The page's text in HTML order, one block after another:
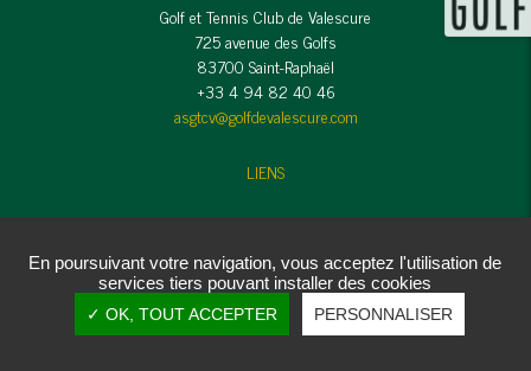
Golf et Tennis Club de Valescure
725 avenue des Golfs
83700 Saint-Raphaël
+33 4 94 82 40 46
asgtcv@golfdevalescure.com
LIENS
Mentions légales et Crédits
Cookies
Copyright © Golf et Tennis Club de Valescure - 2020 - Tous droits
réservés.
En poursuivant votre navigation, vous acceptez l'utilisation de
services tiers pouvant installer des cookies
✓ OK, TOUT ACCEPTER PERSONNALISER